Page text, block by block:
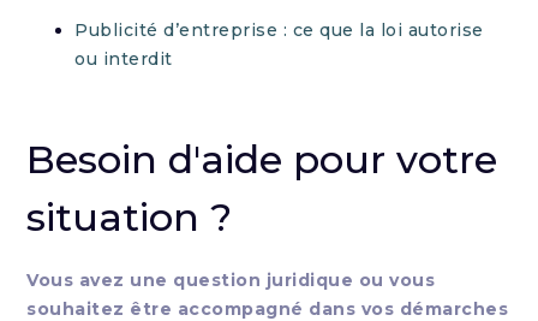
Publicité d’entreprise : ce que la loi autorise
ou interdit
Besoin d'aide pour votre
situation ?
Vous avez une question juridique ou vous
souhaitez être accompagné dans vos démarches